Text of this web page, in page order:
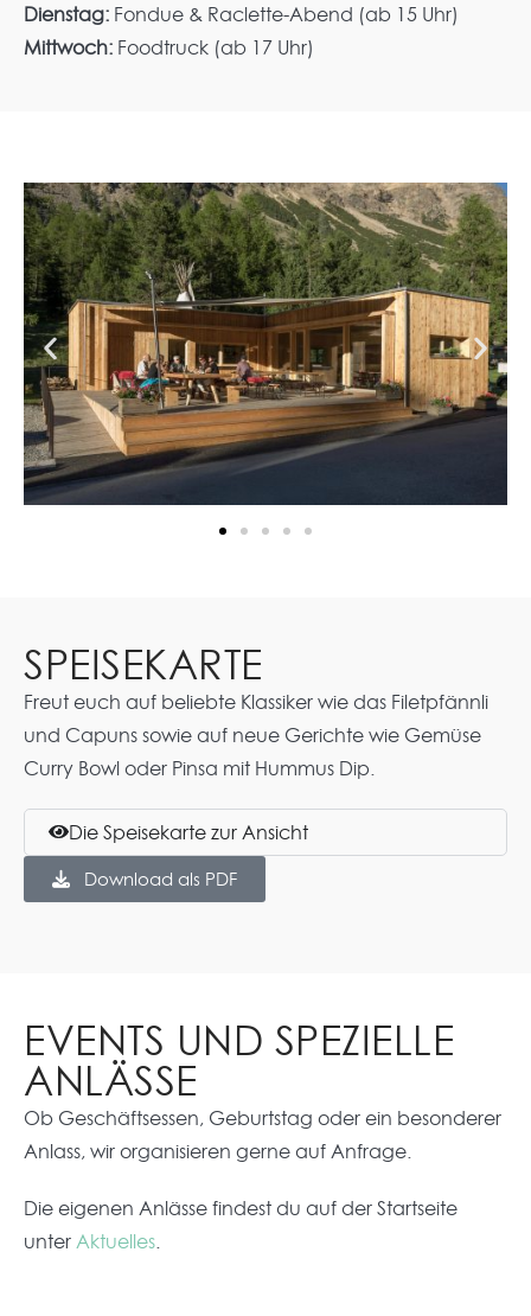
Dienstag: Fondue & Raclette-Abend (ab 15 Uhr)
Mittwoch: Foodtruck (ab 17 Uhr)
SPEISEKARTE
Freut euch auf beliebte Klassiker wie das Filetpfännli
und Capuns sowie auf neue Gerichte wie Gemüse
Curry Bowl oder Pinsa mit Hummus Dip.
Die Speisekarte zur Ansicht
Download als PDF
EVENTS UND SPEZIELLE
ANLÄSSE
Ob Geschäftsessen, Geburtstag oder ein besonderer
Anlass, wir organisieren gerne auf Anfrage.
Die eigenen Anlässe findest du auf der Startseite
unterAktuelles.